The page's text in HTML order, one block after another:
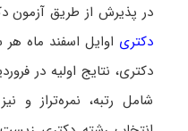
در پذیرش از طریق آزمون
دکتری اوایل اسفند ماه
دکتری، نتایج اولیه در
شامل رتبه، نمره‌تراز و